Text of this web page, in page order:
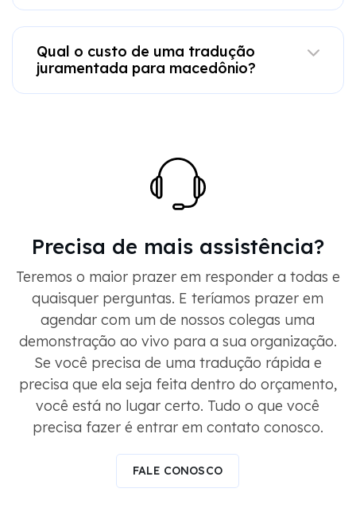
juramentada para macedônio?
quaisquer perguntas. E teríamos prazer em
agendar com um de nossos colegas uma
demonstração ao vivo para a sua organização.
Se você precisa de uma tradução rápida e
precisa que ela seja feita dentro do orçamento,
você está no lugar certo. Tudo o que você
precisa fazer é entrar em contato conosco.
FALE CONOSCO